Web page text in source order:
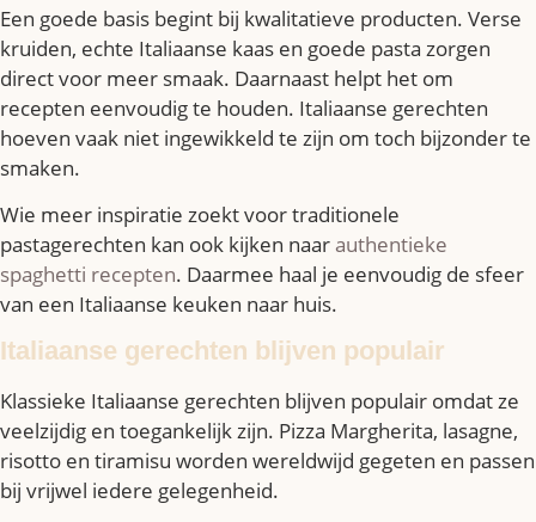
Een goede basis begint bij kwalitatieve producten. Verse
kruiden, echte Italiaanse kaas en goede pasta zorgen
direct voor meer smaak. Daarnaast helpt het om
recepten eenvoudig te houden. Italiaanse gerechten
hoeven vaak niet ingewikkeld te zijn om toch bijzonder te
smaken.
Wie meer inspiratie zoekt voor traditionele
pastagerechten kan ook kijken naarauthentieke
spaghetti recepten. Daarmee haal je eenvoudig de sfeer
van een Italiaanse keuken naar huis.
Italiaanse gerechten blijven populair
Klassieke Italiaanse gerechten blijven populair omdat ze
veelzijdig en toegankelijk zijn. Pizza Margherita, lasagne,
risotto en tiramisu worden wereldwijd gegeten en passen
bij vrijwel iedere gelegenheid.